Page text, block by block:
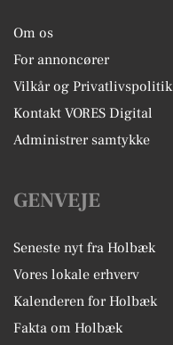
Om os
For annoncører
Vilkår og Privatlivspolitik
Kontakt VORES Digital
Administrer samtykke
GENVEJE
Seneste nyt fra Holbæk
Vores lokale erhverv
Kalenderen for Holbæk
Fakta om Holbæk